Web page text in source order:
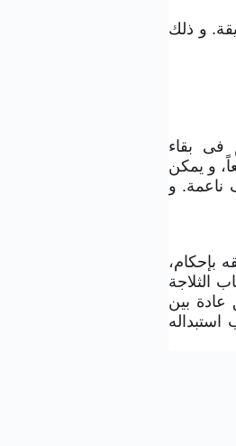
و ذلك
فى بقاء
و يمكن
ناعمة. و
بإحكام،
الثلاجة
عادة بين